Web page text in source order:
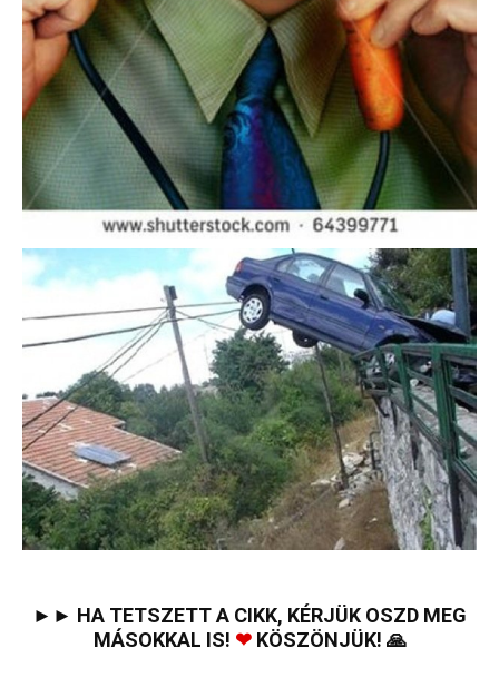
►► HA TETSZETT A CIKK, KÉRJÜK OSZD MEG
MÁSOKKAL IS! ❤KÖSZÖNJÜK! 🙏